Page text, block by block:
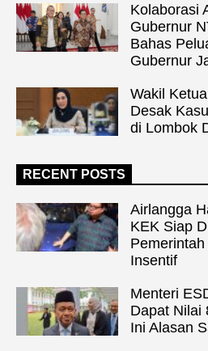
Kolaborasi
Gubernur
Bahas
Gubernur
Wakil
Desak
di Lombok
RECENT POSTS
Airlangga
KEK Siap
Insentif
Menteri
Dapat Nilai
Ini Alasan